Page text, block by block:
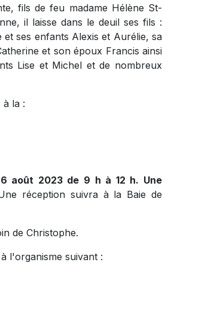
fils de feu madame Hélène St-
il laisse dans le deuil ses fils :
ses enfants Alexis et Aurélie, sa
et son époux Francis ainsi
Lise et Michel et de nombreux
à la :
août 2023 de 9 h à 12 h. Une
réception suivra à la Baie de
de Christophe.
l'organisme suivant :